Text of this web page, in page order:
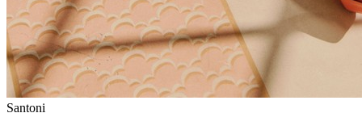
Santoni